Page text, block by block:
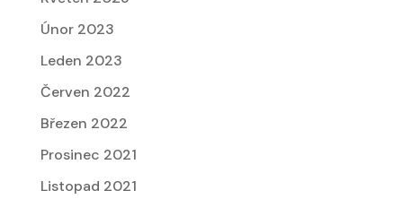
Únor 2023
Leden 2023
Červen 2022
Březen 2022
Prosinec 2021
Listopad 2021